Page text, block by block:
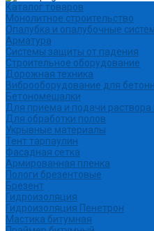
Каталог товаров
Монолитное строительство
Опалубка и опалубочные
Арматура
Системы защиты от падения
Строительное оборудование
Дорожная техника
Виброоборудование для
Бетономешалки
Для приема и подачи раствора
Для обработки полов
Укрывные материалы
Тент тарпаулин
Фасадная сетка
Армированная пленка
Пологи брезентовые
Брезент
Гидроизоляция
Гидроизоляция Пенетрон
Мастика битумная